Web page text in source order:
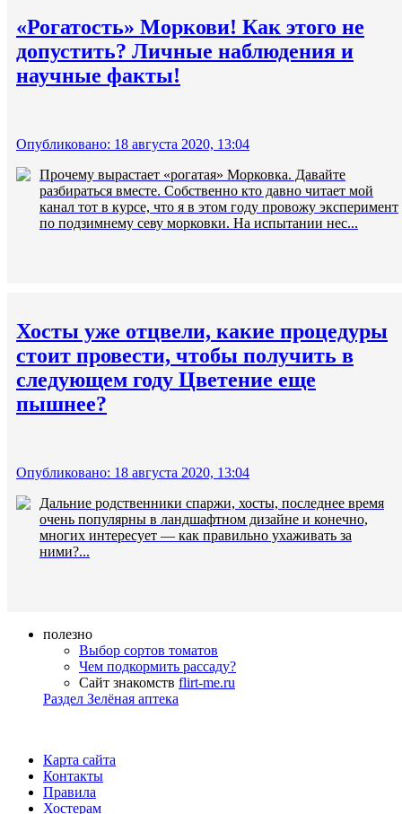
«Рогатость» Моркови! Как этого не
допустить? Личные наблюдения и
научные факты!
Опубликовано: 18 августа 2020, 13:04
Прочему вырастает «рогатая» Морковка. Давайте
разбираться вместе. Собственно кто давно читает мой
канал тот в курсе, что я в этом году провожу эксперимент
по подзимнему севу морковки. На испытании нес...
Хосты уже отцвели, какие процедуры
стоит провести, чтобы получить в
следующем году Цветение еще
пышнее?
Опубликовано: 18 августа 2020, 13:04
Дальние родственники спаржи, хосты, последнее время
очень популярны в ландшафтном дизайне и конечно,
многих интересует — как правильно ухаживать за
ними?...
полезно
Выбор сортов томатов
Чем подкормить рассаду?
Сайт знакомств flirt-me.ru
Раздел Зелёная аптека
Карта сайта
Контакты
Правила
Хостерам